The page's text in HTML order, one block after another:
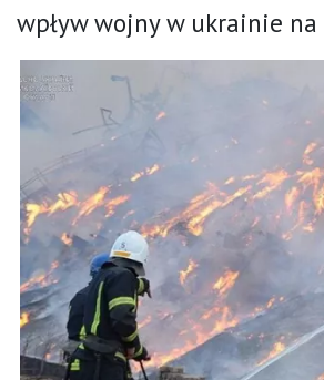
wpływ wojny w ukrainie